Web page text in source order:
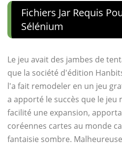
Fichiers Jar Requis
Sélénium
Le jeu avait des jambes de
que la société d'édition
l'a fait remodeler en un jeu
a apporté le succès que le jeu
facilité une expansion,
coréennes cartes au monde
fantaisie sombre.